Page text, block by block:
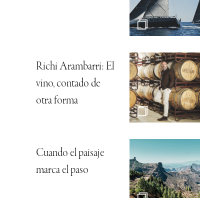
Richi Arambarri: El
vino, contado de
otra forma
Cuando el paisaje
marca el paso